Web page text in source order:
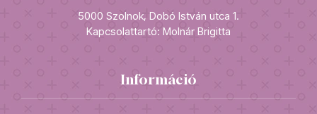
5000 Szolnok, Dobó István utca 1.
Kapcsolattartó: Molnár Brigitta
Információ